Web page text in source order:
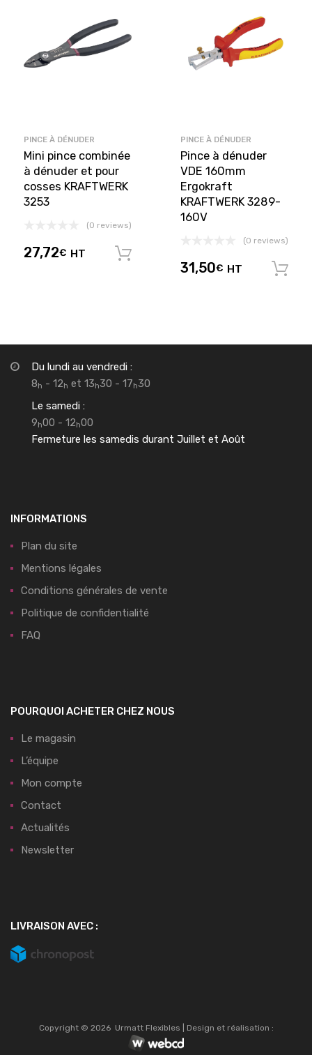
PINCE À DÉNUDER
Mini pince combinée
à dénuder et pour
cosses KRAFTWERK
3253
(0 reviews)
27,72€ HT
PINCE À DÉNUDER
Pince à dénuder
VDE 160mm
Ergokraft
KRAFTWERK 3289-
160V
(0 reviews)
31,50€ HT
Du lundi au vendredi :
8h - 12h et 13h30 - 17h30
Le samedi :
9h00 - 12h00
Fermeture les samedis durant Juillet et Août
INFORMATIONS
Plan du site
Mentions légales
Conditions générales de vente
Politique de confidentialité
FAQ
POURQUOI ACHETER CHEZ NOUS
Le magasin
L’équipe
Mon compte
Contact
Actualités
Newsletter
LIVRAISON AVEC :
Copyright © 2026 Urmatt Flexibles | Design et réalisation :